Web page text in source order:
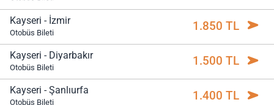
Kayseri - İzmir
Otobüs Bileti 1.850 TL
Kayseri - Diyarbakır
Otobüs Bileti 1.500 TL
Kayseri - Şanlıurfa
Otobüs Bileti 1.400 TL